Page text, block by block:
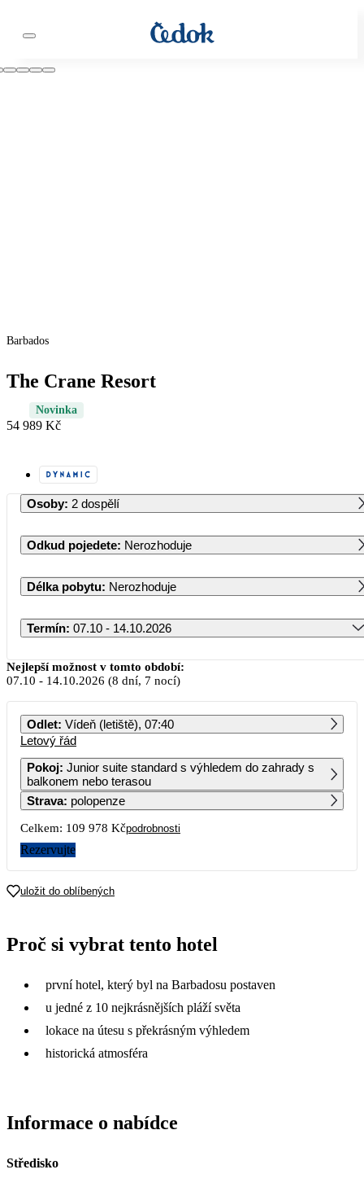
Barbados
The Crane Resort
Novinka
54 989 Kč
Osoby: 2 dospělí
Odkud pojedete: Nerozhoduje
Délka pobytu: Nerozhoduje
Termín: 07.10 - 14.10.2026
Říjen 2026
PO ÚT ST ČT PÁ SO NE
52 579 83 909
5 6
65 879
7 8 9 10 11
12 13 14
19 20 21 22 23 24 25
Nejlepší možnost v tomto období:
07.10 - 14.10.2026 (8 dní, 7 nocí)
Odlet: Vídeň (letiště), 07:40
Letový řád
Pokoj: Junior suite standard s výhledem do zahrady s
balkonem nebo terasou
Strava: polopenze
Celkem: 109 978 Kčpodrobnosti
Rezervujte
uložit do oblíbených
Proč si vybrat tento hotel
první hotel, který byl na Barbadosu postaven
u jedné z 10 nejkrásnějších pláží světa
lokace na útesu s překrásným výhledem
historická atmosféra
Informace o nabídce
Středisko